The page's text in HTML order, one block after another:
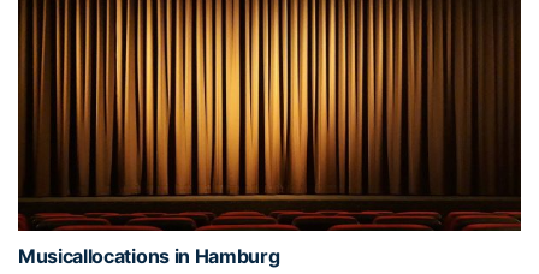
Musicallocations in Hamburg